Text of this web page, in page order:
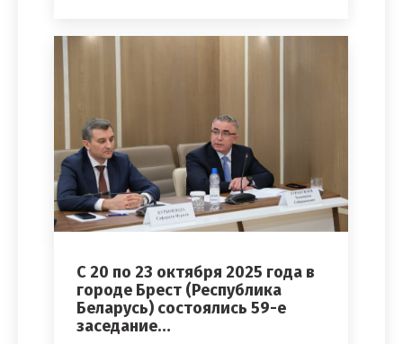
С 20 по 23 октября 2025 года в
городе Брест (Республика
Беларусь) состоялись 59-е
заседание…